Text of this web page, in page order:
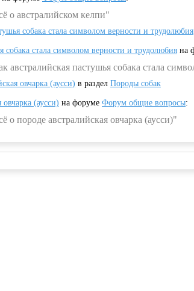
о австралийском келпи"
собака стала символом верности и трудолюбия
собака стала символом верности и трудолюбия на
пастушья собака стала
овчарка (аусси) в раздел Породы собак
(аусси) на форуме Форум общие вопросы:
породе австралийская овчарка (аусси)"